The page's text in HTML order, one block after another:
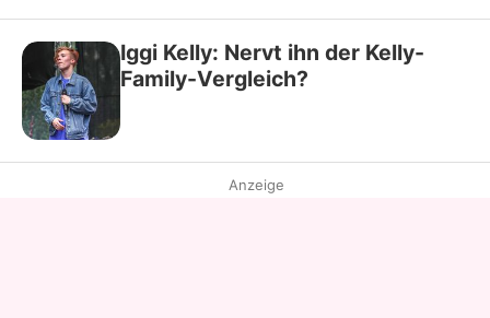
Iggi Kelly: Nervt ihn der Kelly-
Family-Vergleich?
Anzeige